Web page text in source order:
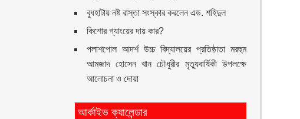
বুধহাটায় নষ্ট রাস্তা সংস্কার করলেন এড. শহিদুল
কিশোর গ্যাংয়ের দায় কার?
পলাশপোল আদর্শ উচ্চ বিদ্যালয়ের প্রতিষ্ঠাতা মরহুম
আমজাদ হোসেন খান চৌধুরীর মৃত্যুবার্ষিকী উপলক্ষে
আলোচনা ও দোয়া
আর্কাইভ ক্যালেন্ডার